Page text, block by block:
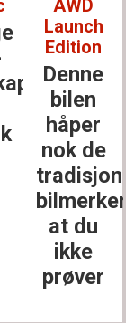
med
dette,
og du
vil
kanskje
ikke ha
noe
annet